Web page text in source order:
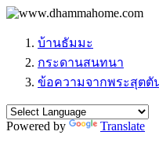
บ้านธัมมะ
กระดานสนทนา
ข้อความจากพระสุตตั
Powered by Translate